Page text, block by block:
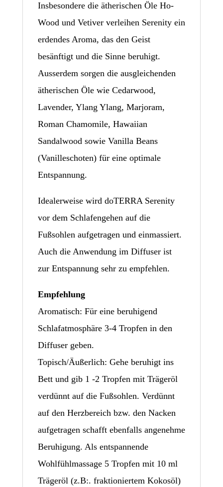
Insbesondere die ätherischen Öle Ho-
Wood und Vetiver verleihen Serenity ein
erdendes Aroma, das den Geist
besänftigt und die Sinne beruhigt.
Ausserdem sorgen die ausgleichenden
ätherischen Öle wie Cedarwood,
Lavender, Ylang Ylang, Marjoram,
Roman Chamomile, Hawaiian
Sandalwood sowie Vanilla Beans
(Vanilleschoten) für eine optimale
Entspannung.
Idealerweise wird doTERRA Serenity
vor dem Schlafengehen auf die
Fußsohlen aufgetragen und einmassiert.
Auch die Anwendung im Diffuser ist
zur Entspannung sehr zu empfehlen.
Empfehlung
Aromatisch: Für eine beruhigend
Schlafatmosphäre 3-4 Tropfen in den
Diffuser geben.
Topisch/Äußerlich: Gehe beruhigt ins
Bett und gib 1 -2 Tropfen mit Trägeröl
verdünnt auf die Fußsohlen. Verdünnt
auf den Herzbereich bzw. den Nacken
aufgetragen schafft ebenfalls angenehme
Beruhigung. Als entspannende
Wohlfühlmassage 5 Tropfen mit 10 ml
Trägeröl (z.B:. fraktioniertem Kokosöl)